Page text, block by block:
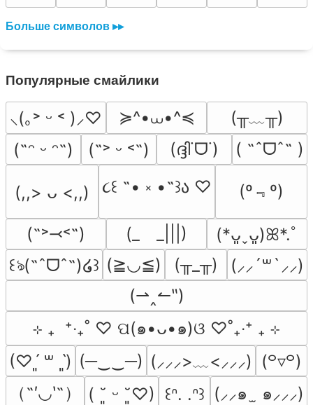
Больше символов ▸▸
Популярные смайлики
⸜(｡˃ ᵕ ˂ )⸝♡ ≽^•⩊•^≼
(╥﹏╥)
(˶ᵔ ᵕ ᵔ˶)
(˶˃ ᵕ ˂˶) (ദ്ദി˙ᗜ˙) ( ˶ˆᗜˆ˵ )
(,,> ᴗ <,,) ૮꒰ ˶• ༝ •˶꒱ა ♡ (º﹃º)
(˶˃⤙˂˶) (_　_|||)
(*ᴗ͈ˬᴗ͈)ꕤ*.ﾟ
꒰ঌ(˶ˆᗜˆ˵)໒꒱ (≧◡≦) (╥_╥)
(⸝⸝´꒳`⸝⸝)
(⇀‸↼‶)
⊹ ₊  ⁺‧₊˚ ♡ ପ(๑•ᴗ•๑)ଓ ♡˚₊‧⁺ ₊ ⊹
(♡ˊ͈ ꒳ ˋ͈) (─‿‿─) (⸝⸝⸝>﹏<⸝⸝⸝) (꒪▿꒪)
（˶′◡‵˶）
( ˘͈ ᵕ ˘͈♡) ꒰ᐢ. .ᐢ꒱ (⸝⸝๑  ̫ ๑⸝⸝⸝)